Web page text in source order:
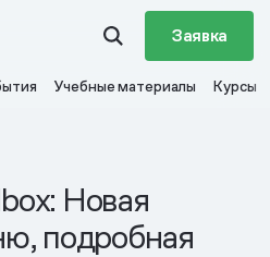
Заявка
Учебные материалы Курсы
Новая
подробная